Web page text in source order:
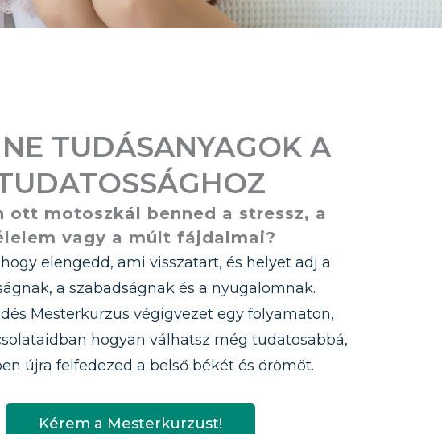
TUDÁSANYAGOK A
ott motoszkál benned a stressz, a
vagy a múlt fájdalmai?
elengedd, ami visszatart, és helyet adj a
a szabadságnak és a nyugalomnak.
Mesterkurzus végigvezet egy folyamaton,
hogyan válhatsz még tudatosabbá,
újra felfedezed a belső békét és örömöt.
Kérem a Mesterkurzust!